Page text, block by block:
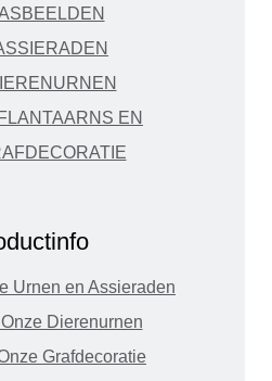
EN
Urnen en Assieraden
Dierenurnen
Grafdecoratie